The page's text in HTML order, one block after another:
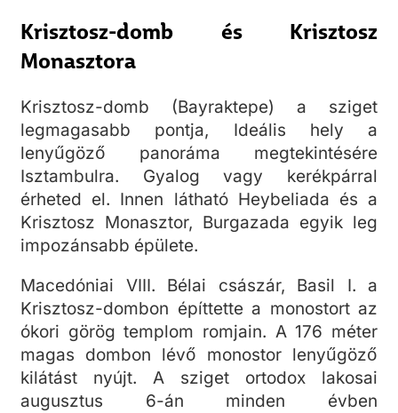
Krisztosz-domb és Krisztosz
Monasztora
Krisztosz-domb (Bayraktepe) a sziget
legmagasabb pontja, Ideális hely a
lenyűgöző panoráma megtekintésére
Isztambulra. Gyalog vagy kerékpárral
érheted el. Innen látható Heybeliada és a
Krisztosz Monasztor, Burgazada egyik leg
impozánsabb épülete.
Macedóniai VIII. Bélai császár, Basil I. a
Krisztosz-dombon építtette a monostort az
ókori görög templom romjain. A 176 méter
magas dombon lévő monostor lenyűgöző
kilátást nyújt. A sziget ortodox lakosai
augusztus 6-án minden évben